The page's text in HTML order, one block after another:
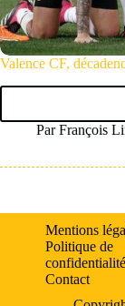
Valence CF,
Par François
Mentions
Politique de
confidentialité
Contact